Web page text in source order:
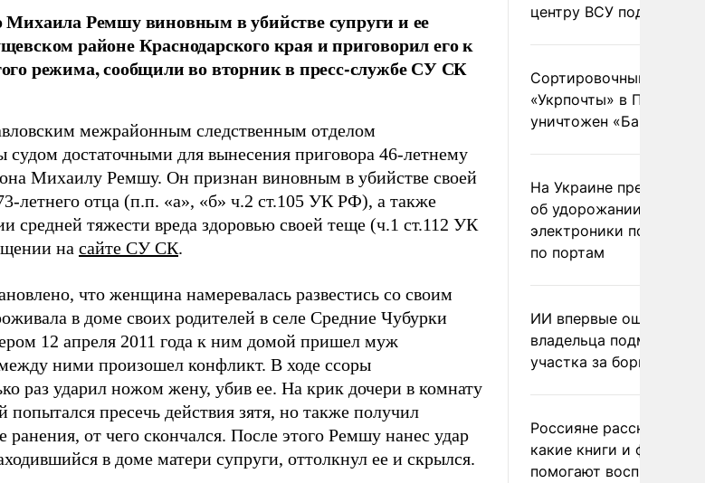
Михаила Ремшу виновным в убийстве супруги и ее
районе Краснодарского края и приговорил его к
режима, сообщили во вторник в пресс-службе СУ СК
межрайонным следственным отделом
судом достаточными для вынесения приговора 46-летнему
Михаилу Ремшу. Он признан виновным в убийстве своей
летнего отца (п.п. «а», «б» ч.2 ст.105 УК РФ), а также
тяжести вреда здоровью своей теще (ч.1 ст.112 УК
на сайте СУ СК.
что женщина намеревалась развестись со своим
в доме своих родителей в селе Средние Чубурки
12 апреля 2011 года к ним домой пришел муж
ними произошел конфликт. В ходе ссоры
раз ударил ножом жену, убив ее. На крик дочери в комнату
попытался пресечь действия зятя, но также получил
от чего скончался. После этого Ремшу нанес удар
в доме матери супруги, оттолкнул ее и скрылся.
центру ВСУ под Киевом
Сортировочный пункт
«Укрпочты» в
уничтожен
На Украине
об удорожании
электроники после
по портам
ИИ впервые
владельца
участка за борщевик
Россияне рассказали,
какие книги и фильмы
помогают воспитывать